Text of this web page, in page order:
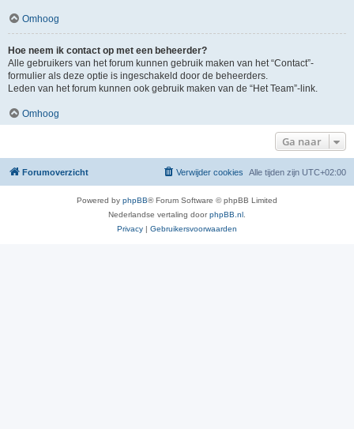
Omhoog
Hoe neem ik contact op met een beheerder?
Alle gebruikers van het forum kunnen gebruik maken van het “Contact”-
formulier als deze optie is ingeschakeld door de beheerders.
Leden van het forum kunnen ook gebruik maken van de “Het Team”-link.
Omhoog
Ga naar
Forumoverzicht Alle tijden zijn UTC+02:00
Verwijder cookies
Powered by phpBB® Forum Software © phpBB Limited
Nederlandse vertaling doorphpBB.nl
Privacy | Gebruikersvoorwaarden